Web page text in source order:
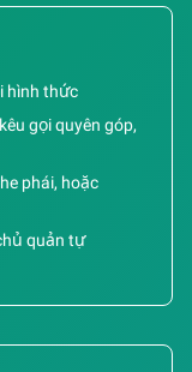
hình thức
gọi quyên góp,
phái, hoặc
quản tự